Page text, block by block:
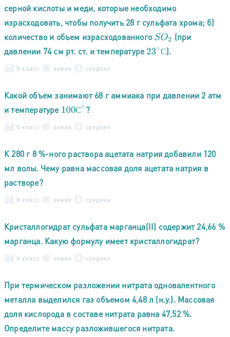
серной кислоты и меди, которые необходимо
израсходовать, чтобы получить 28 г сульфата хрома; б)
количество и объем израсходованного SO2
(при
давлении 74 см рт. ст. и температуре
С
23∘С).
8 класс химия средняя
Какой объем занимают 68 г аммиака при давлении 2 атм
и температуре
С
100С∘ ?
8 класс химия средняя
К 280 г 8 %-ного раствора ацетата натрия добавили 120
мл волы. Чему равна массовая доля ацетата натрия в
растворе?
8 класс химия средняя
Кристаллогидрат сульфата марганца(II) содержит 24,66 %
марганца. Какую формулу имеет кристаллогидрат?
8 класс химия средняя
При термическом разложении нитрата одновалентного
металла выделился газ объемом 4,48 л (н.у.). Массовая
доля кислорода в составе нитрата равна 47,52 %.
Определите массу разложившегося нитрата.